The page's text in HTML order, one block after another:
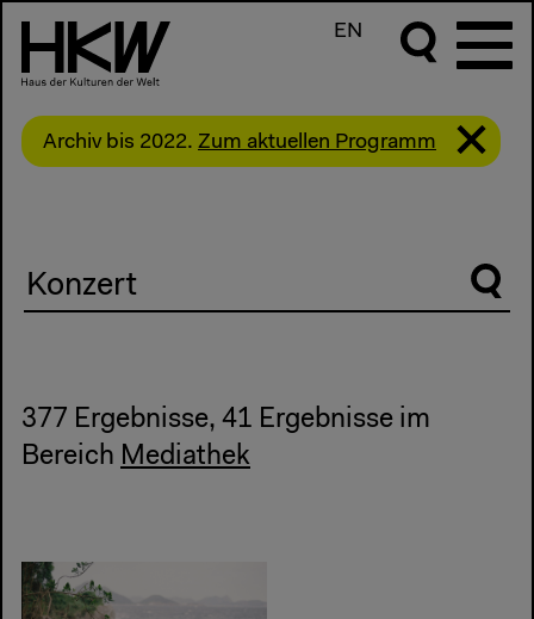
EN
Archiv bis 2022. Zum aktuellen Programm
Suche
377 Ergebnisse, 41 Ergebnisse im
Bereich Mediathek